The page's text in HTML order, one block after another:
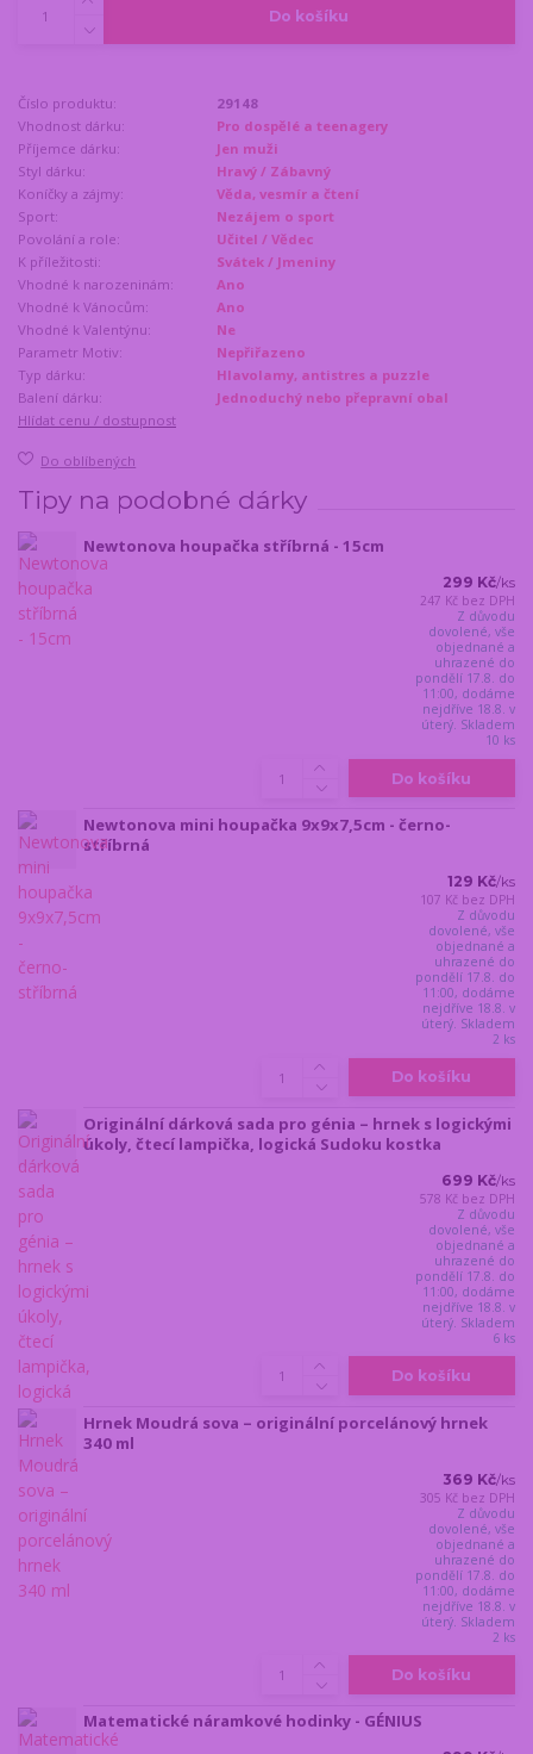
Do košíku
Číslo produktu:
29148
Vhodnost dárku:
Pro dospělé a teenagery
Příjemce dárku:
Jen muži
Styl dárku:
Hravý / Zábavný
Koníčky a zájmy:
Věda, vesmír a čtení
Sport:
Nezájem o sport
Povolání a role:
Učitel / Vědec
K příležitosti:
Svátek / Jmeniny
Vhodné k narozeninám:
Ano
Vhodné k Vánocům:
Ano
Vhodné k Valentýnu:
Ne
Parametr Motiv:
Nepřiřazeno
Typ dárku:
Hlavolamy, antistres a puzzle
Balení dárku:
Jednoduchý nebo přepravní obal
Hlídat cenu / dostupnost
Do oblíbených
Tipy na podobné dárky
Newtonova houpačka stříbrná - 15cm
299 Kč/ks
247 Kč bez DPH
Z důvodu
dovolené, vše
objednané a
uhrazené do
pondělí 17.8. do
11:00, dodáme
nejdříve 18.8. v
úterý. Skladem
10 ks
Do košíku
Newtonova mini houpačka 9x9x7,5cm - černo-
stříbrná
129 Kč/ks
107 Kč bez DPH
Z důvodu
dovolené, vše
objednané a
uhrazené do
pondělí 17.8. do
11:00, dodáme
nejdříve 18.8. v
úterý. Skladem
2 ks
Do košíku
Originální dárková sada pro génia – hrnek s logickými
úkoly, čtecí lampička, logická Sudoku kostka
699 Kč/ks
578 Kč bez DPH
Z důvodu
dovolené, vše
objednané a
uhrazené do
pondělí 17.8. do
11:00, dodáme
nejdříve 18.8. v
úterý. Skladem
6 ks
Do košíku
Hrnek Moudrá sova – originální porcelánový hrnek
340 ml
369 Kč/ks
305 Kč bez DPH
Z důvodu
dovolené, vše
objednané a
uhrazené do
pondělí 17.8. do
11:00, dodáme
nejdříve 18.8. v
úterý. Skladem
2 ks
Do košíku
Matematické náramkové hodinky - GÉNIUS